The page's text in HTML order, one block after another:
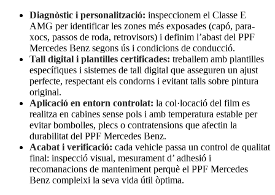
Diagnòstic i personalització: inspeccionem el Classe E
AMG per identificar les zones més exposades (capó, para-
xocs, passos de roda, retrovisors) i definim l’abast del PPF
Mercedes Benz segons ús i condicions de conducció.
Tall digital i plantilles certificades: treballem amb plantilles
específiques i sistemes de tall digital que asseguren un ajust
perfecte, respectant els condorns i evitant talls sobre pintura
original.
Aplicació en entorn controlat: la col·locació del film es
realitza en cabines sense pols i amb temperatura estable per
evitar bombolles, plecs o contratensions que afectin la
durabilitat del PPF Mercedes Benz.
Acabat i verificació: cada vehicle passa un control de qualitat
final: inspecció visual, mesurament d’ adhesió i
recomanacions de manteniment perquè el PPF Mercedes
Benz compleixi la seva vida útil òptima.